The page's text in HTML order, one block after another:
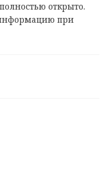
открыто.
при